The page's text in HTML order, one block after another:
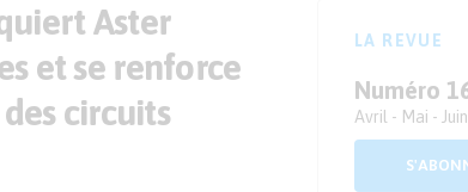
Aster
et se renforce
circuits
LA REVUE
Numéro
Avril - Mai - Juin